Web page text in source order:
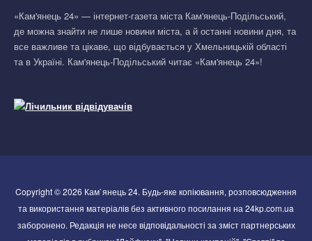
«Кам'янець 24» — інтернет-газета міста Кам'янець-Подільський,
де можна знайти не лише новини міста, а й останні новини дня, та
все важливе та цікаве, що відбувається у Хмельницькій області
та в Україні. Кам'янець-Подільський читає «Кам'янець 24»!
Copyright © 2026 Кам`янець 24. Будь-яке копіювання, розповсюдження
та використання матеріалів без активного посилання на 24kp.com.ua
заборонено. Редакція не несе відповідальності за зміст партнерських